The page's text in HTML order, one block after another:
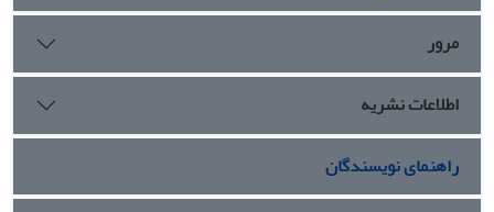
مرور
اطلاعات نشریه
راهنمای نویسندگان